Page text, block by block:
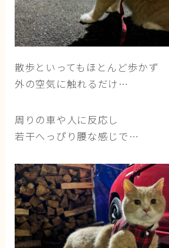
行動と心理（ねこの習性、気持ちの
お役立ち情報（ねこに優しいインテ
策）
ブログ
散歩といってもほとんど歩かず
外の空気に触れるだけ…
周りの車や人に反応し
若干へっぴり腰な感じで…